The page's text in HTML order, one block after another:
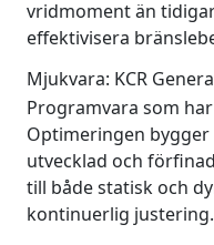
vridmoment än
effektivisera
Mjukvara: KCR
Programvara som
Optimeringen
utvecklad och
till både statisk och
kontinuerlig justering.